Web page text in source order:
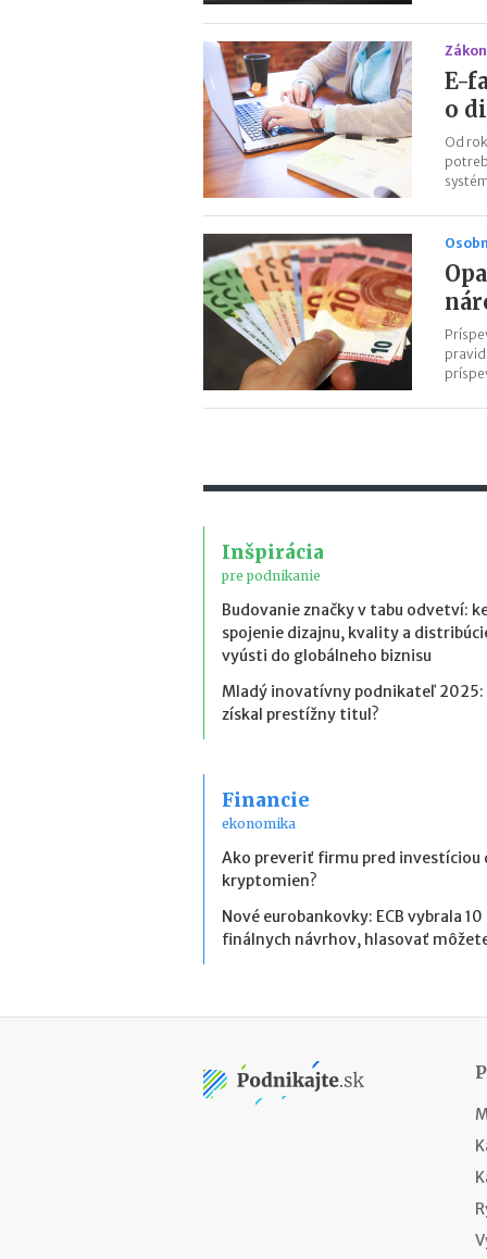
E-
o
Od
Inšpirácia
pre podnikanie
Budovanie značky v tabu odvetví:
spojenie dizajnu, kvality a
vyústi do globálneho biznisu
Mladý inovatívny podnikateľ
získal prestížny titul?
Financie
ekonomika
Ako preveriť firmu pred investíciou
kryptomien?
Nové eurobankovky: ECB vybrala 10
finálnych návrhov, hlasovať